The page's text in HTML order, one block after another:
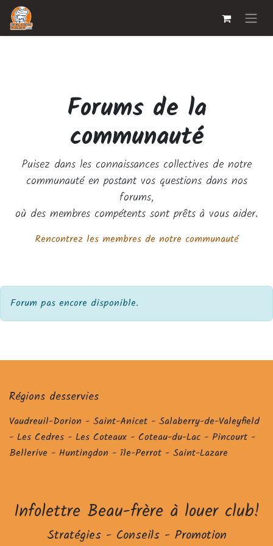
Forums de la
communauté
Puisez dans les connaissances collectives de notre
communauté en postant vos questions dans nos
forums,
où des membres compétents sont prêts à vous aider.
Rencontrez les membres de notre communauté
Forum pas encore disponible.
Régions desservies
Vaudreuil-Dorion - Saint-Anicet - Salaberry-de-Valeyfield
- Les Cedres - Les Coteaux - Coteau-du-Lac - Pincourt -
Bellerive - Huntingdon - île-Perrot - Saint-Lazare
Infolettre Beau-frère à louer club!
Stratégies- Conseils- Promotion